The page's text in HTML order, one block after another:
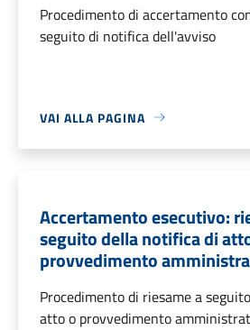
Procedimento di accertamento
seguito di notifica dell'avviso
VAI ALLA PAGINA
Accertamento esecutivo:
seguito della notifica di
provvedimento
Procedimento di riesame a
atto o provvedimento